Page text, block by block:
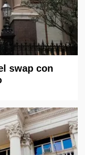
swap con